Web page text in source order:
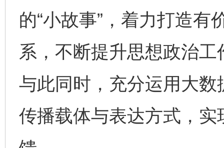
的“小故事”，着力打造
系，不断提升思想政治
与此同时，充分运用大
传播载体与表达方式，